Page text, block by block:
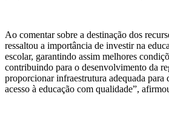
Ao comentar sobre a destinação dos
ressaltou a importância de investir na
escolar, garantindo assim melhores
contribuindo para o desenvolvimento da
proporcionar infraestrutura adequada para
acesso à educação com qualidade”,